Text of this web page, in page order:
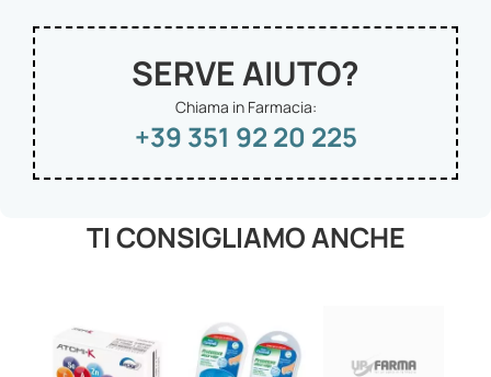
SERVE AIUTO?
Chiama in Farmacia:
+39 351 92 20 225
TI CONSIGLIAMO ANCHE